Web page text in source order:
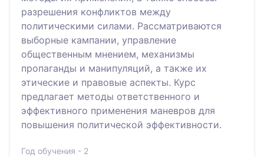
разрешения конфликтов между
политическими силами. Рассматриваются
выборные кампании, управление
общественным мнением, механизмы
пропаганды и манипуляций, а также их
этические и правовые аспекты. Курс
предлагает методы ответственного и
эффективного применения маневров для
повышения политической эффективности.
Год обучения - 2